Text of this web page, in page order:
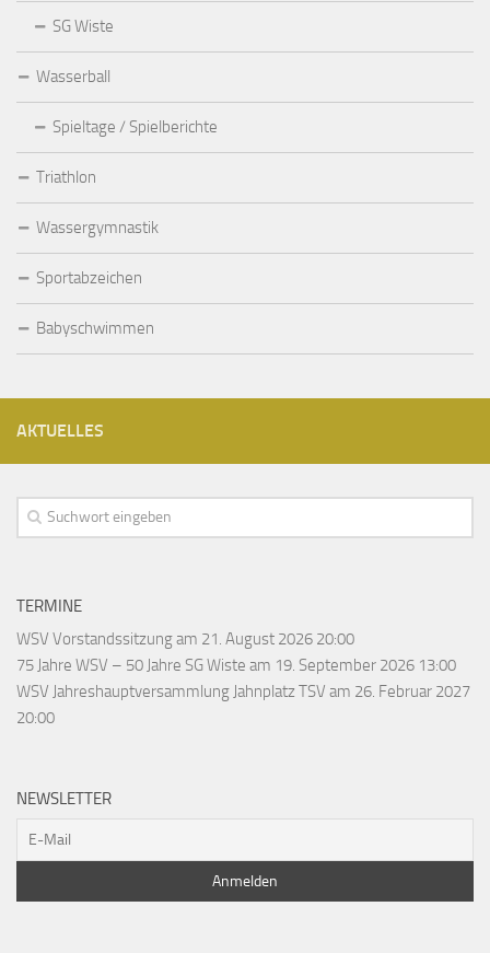
SG Wiste
Wasserball
Spieltage / Spielberichte
Triathlon
Wassergymnastik
Sportabzeichen
Babyschwimmen
AKTUELLES
TERMINE
WSV Vorstandssitzungam 21. August 2026 20:00
75 Jahre WSV – 50 Jahre SG Wiste am 19. September 2026 13:00
WSV Jahreshauptversammlung Jahnplatz TSV am 26. Februar 2027
20:00
NEWSLETTER